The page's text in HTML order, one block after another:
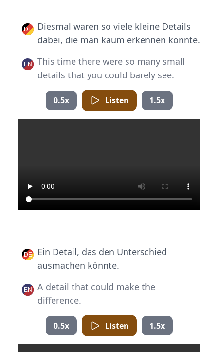
Diesmal waren so viele kleine Details
dabei, die man kaum erkennen konnte.
This time there were so many small
details that you could barely see.
0.5x Listen 1.5x
Ein Detail, das den Unterschied
ausmachen könnte.
A detail that could make the
difference.
0.5x Listen 1.5x